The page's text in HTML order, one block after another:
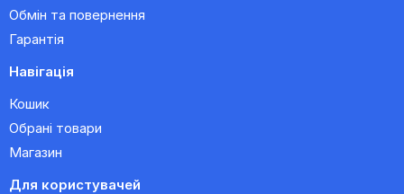
Обмін та повернення
Гарантія
Навігація
Кошик
Обрані товари
Магазин
Для користувачей